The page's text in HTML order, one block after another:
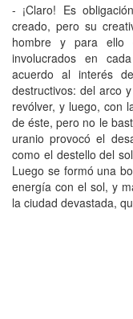
- ¡Claro! Es
creado, pero su
hombre y para ello
involucrados en
acuerdo al interés
destructivos: del arco
revólver, y luego, con
de éste, pero no le
uranio provocó el
como el destello del
Luego se formó una
energía con el sol, y
la ciudad devastada,